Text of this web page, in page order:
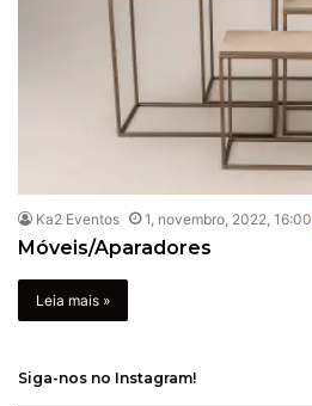
Ka2 Eventos 1, novembro, 2022, 16:00
Móveis/Aparadores
Leia mais »
Siga-nos no Instagram!